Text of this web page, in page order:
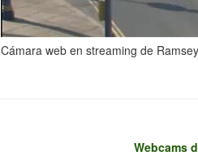
Cámara web en streaming de Ramsey
Webcams